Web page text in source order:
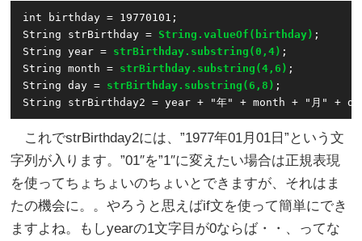
int birthday = 19770101;
String strBirthday = String.valueOf(birthday) ;
String year = strBirthday.substring(0,4) ;
String month = strBirthday.substring(4,6) ;
String day = strBirthday.substring(6,8) ;
これでstrBirthday2には、”1977年01月01日”という文
字列が入ります。”01″を”1″に変えたい場合は正規表現
を使ってちょちょいのちょいとできますが、それはま
たの機会に。。やろうと思えばif文を使って簡単にでき
ますよね。もしyearの1文字目が0ならば・・、ってな